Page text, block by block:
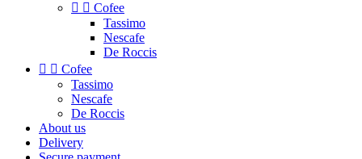
  Cofee
Tassimo
Nescafe
De Roccis
  Cofee
Tassimo
Nescafe
De Roccis
About us
Delivery